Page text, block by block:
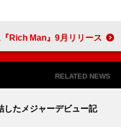
ミニアルバム『Rich Man』9月リリース
RELATED NEWS
したメジャーデビュー記